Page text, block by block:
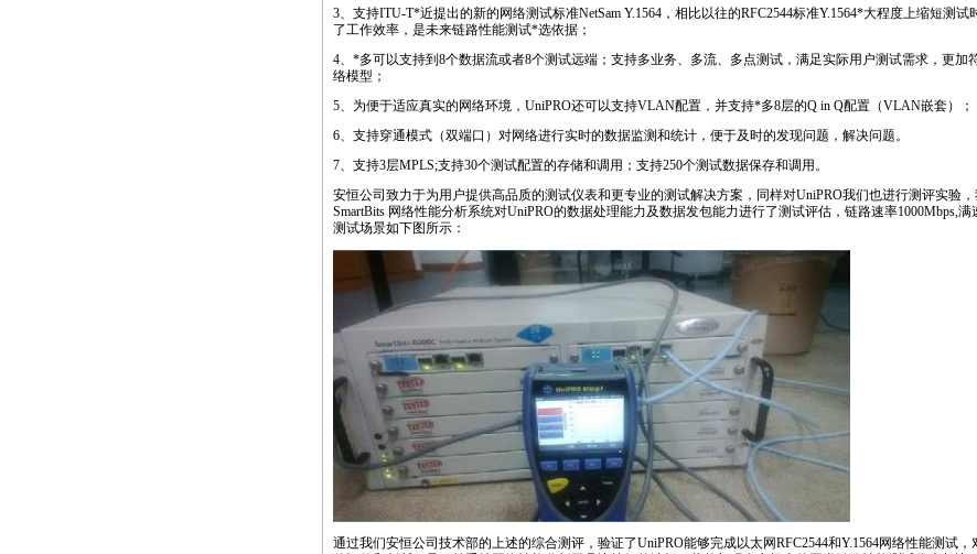
3、支持ITU-T*近提出的新的网络测试标准NetSam Y.1564 ，相比以往的RFC2544标准Y.1564*大程度上缩短测试
了工作效率，是未来链路性能测试*选依据；
4、 *多可以支持到8个数据流或者8个测试远端；支持多业务、多流、多点测试，满足实际用户测试需求，更加
络模型；
5、为便于适应真实的网络环境，UniPRO还可以支持VLAN配置，并支持*多8层的Q in Q配置（VLAN嵌套）；
6、支持穿通模式（双端口）对网络进行实时的数据监测和统计，便于及时的发现问题，解决问题。
7、支持3层MPLS;支持30个测试配置的存储和调用；支持250个测试数据保存和调用。
安恒公司致力于为用户提供高品质的测试仪表和更专业的测试解决方案，同样对UniPRO我们也进行测评实验
SmartBits 网络性能分析系统对UniPRO的数据处理能力及数据发包能力进行了测试评估，链路速率1000Mbps,满
测试场景如下图所示：
通过我们安恒公司技术部的上述的综合测评，验证了UniPRO能够完成以太网RFC2544和Y.1564网络性能测试